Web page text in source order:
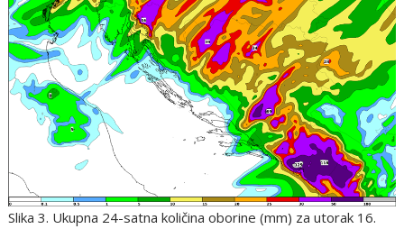
Slika 3. Ukupna 24-satna količina oborine (mm) za utorak 16.